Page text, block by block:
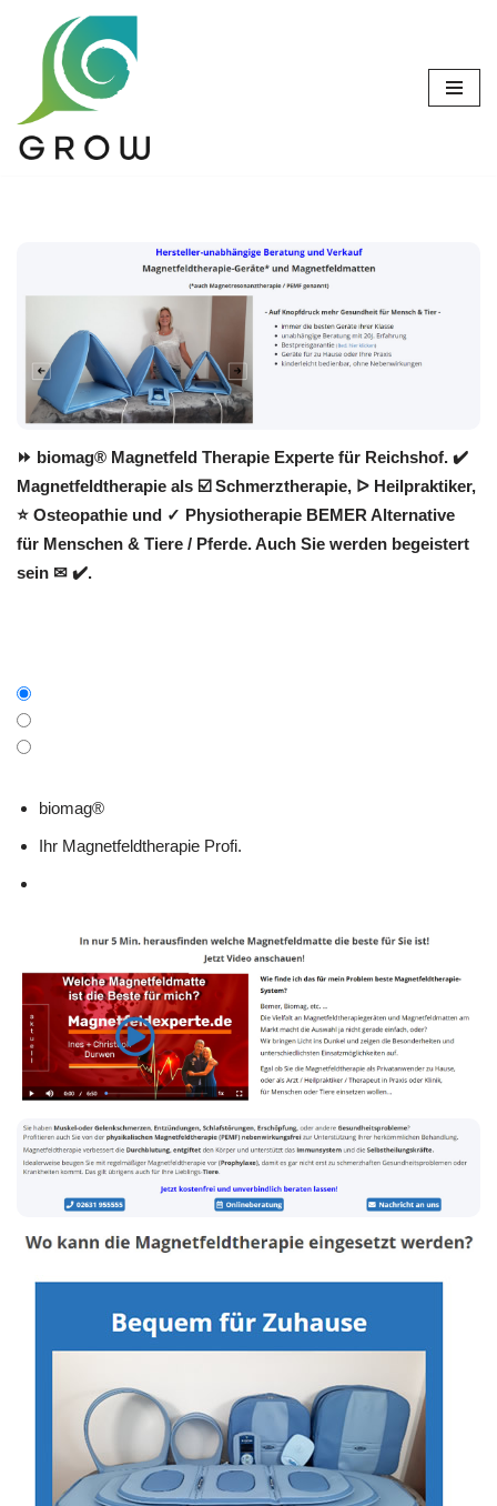
Zum
springen
⏩ biomag® Magnetfeld Therapie Experte für Reichshof. ✔️
Magnetfeldtherapie als ☑️ Schmerztherapie, ᐅ Heilpraktiker,
⭐ Osteopathie und ✓ Physiotherapie BEMER Alternative
für Menschen & Tiere / Pferde. Auch Sie werden begeistert
sein ✉ ✔️.
biomag®
Ihr Magnetfeldtherapie Profi.